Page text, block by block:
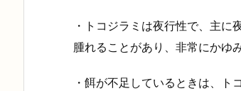
・トコジラミは夜行性で、主に
腫れることがあり、非常にかゆ
・餌が不足しているときは、